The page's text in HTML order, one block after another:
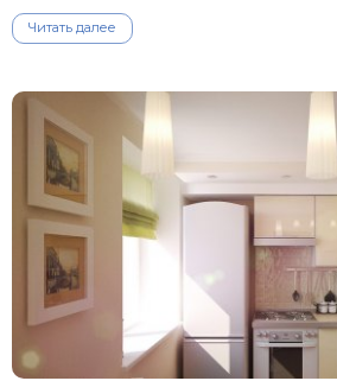
Читать далее